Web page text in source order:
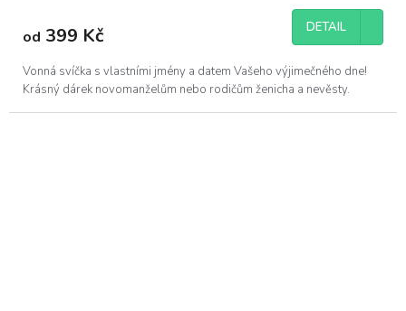
od 399 Kč DETAIL
Vonná svíčka s vlastními jmény a datem Vašeho výjimečného dne!
Krásný dárek novomanželům nebo rodičům ženicha a nevěsty.